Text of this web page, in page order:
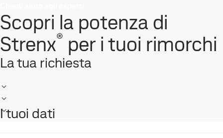
Scopri la potenza di
Strenx® per i tuoi rimorchi
La tua richiesta
I tuoi dati